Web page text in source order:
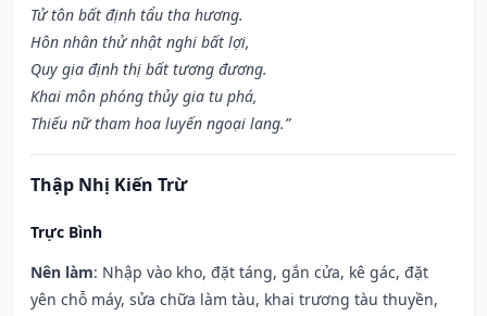
Tử tôn bất định tẩu tha hương.
Hôn nhân thử nhật nghi bất lợi,
Quy gia định thị bất tương đương.
Khai môn phóng thủy gia tu phá,
Thiếu nữ tham hoa luyến ngoại lang.”
Thập Nhị Kiến Trừ
Trực Bình
Nên làm: Nhập vào kho, đặt táng, gắn cửa, kê gác, đặt
yên chỗ máy, sửa chữa làm tàu, khai trương tàu thuyền,